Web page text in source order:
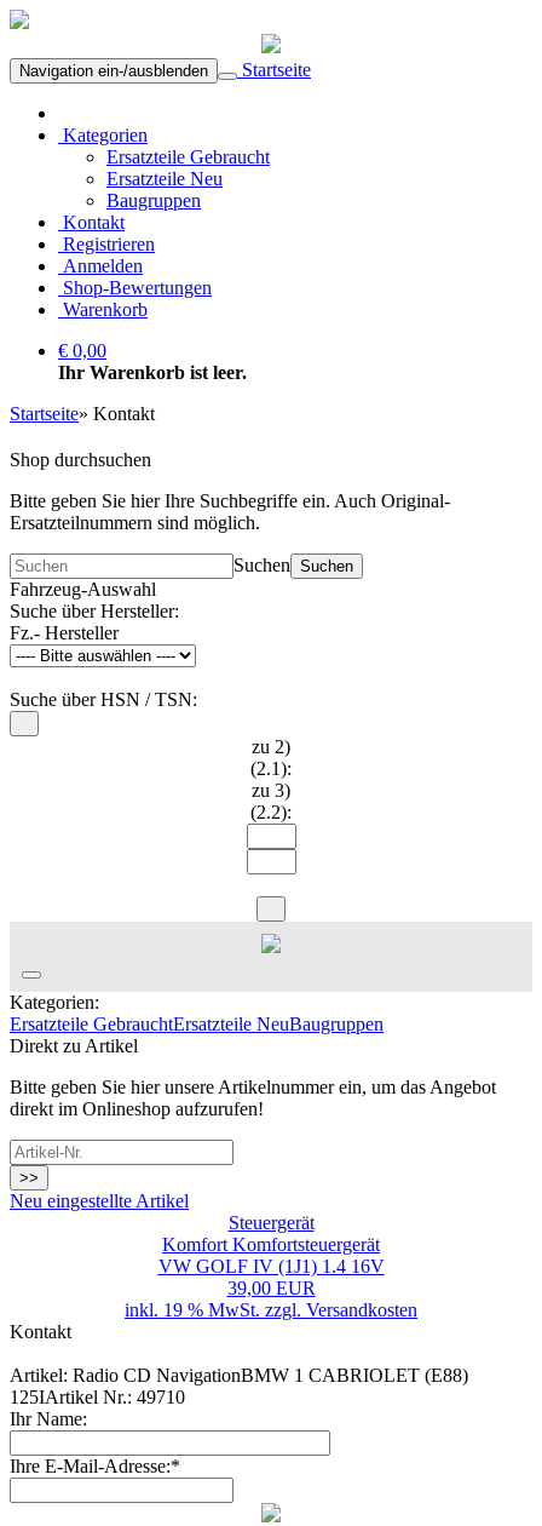
Navigation ein-/ausblenden Startseite
Kategorien
Ersatzteile Gebraucht
Ersatzteile Neu
Baugruppen
Kontakt
Registrieren
Anmelden
Shop-Bewertungen
Warenkorb
€ 0,00
Ihr Warenkorb ist leer.
Startseite» Kontakt
Shop durchsuchen
Bitte geben Sie hier Ihre Suchbegriffe ein. Auch Original-
Ersatzteilnummern sind möglich.
Suchen Suchen
Fahrzeug-Auswahl
Suche über Hersteller:
Fz.- Hersteller
Suche über HSN / TSN:
zu 2)
(2.1):
zu 3)
(2.2):
Kategorien:
Ersatzteile GebrauchtErsatzteile NeuBaugruppen
Direkt zu Artikel
Bitte geben Sie hier unsere Artikelnummer ein, um das Angebot
direkt im Onlineshop aufzurufen!
>>
Neu eingestellte Artikel
Steuergerät
Komfort Komfortsteuergerät
VW GOLF IV (1J1) 1.4 16V
39,00 EUR
inkl. 19 % MwSt. zzgl. Versandkosten
Kontakt
Artikel: Radio CD NavigationBMW 1 CABRIOLET (E88)
125IArtikel Nr.: 49710
Ihr Name:
Ihre E-Mail-Adresse:*